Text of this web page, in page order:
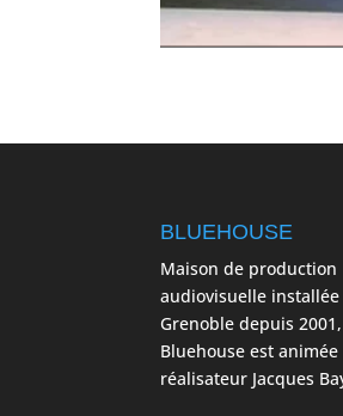
BLUEHOUSE
Maison de production
audiovisuelle installée
Grenoble depuis 2001,
Bluehouse est
réalisateur Jacques